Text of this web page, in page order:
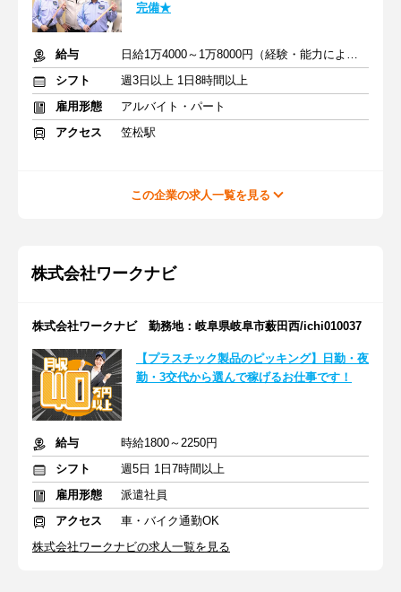
完備★
給与
日給1万4000～1万8000円（経験・能力による）
シフト
週3日以上 1日8時間以上
雇用形態
アルバイト・パート
アクセス
笠松駅
この企業の求人一覧を見る
株式会社ワークナビ
株式会社ワークナビ 勤務地：岐阜県岐阜市薮田西/ichi010037
【プラスチック製品のピッキング】日勤・夜
勤・3交代から選んで稼げるお仕事です！
給与
時給1800～2250円
シフト
週5日 1日7時間以上
雇用形態
派遣社員
アクセス
車・バイク通勤OK
株式会社ワークナビの求人一覧を見る